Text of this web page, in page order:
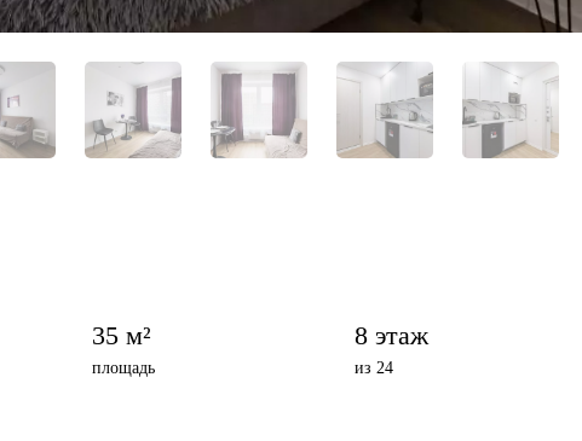
35 м²
площадь
8 этаж
из 24